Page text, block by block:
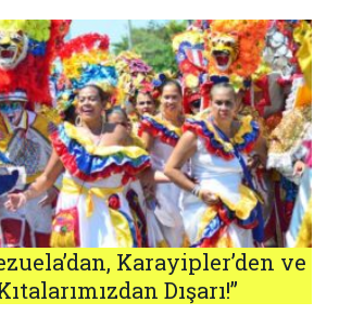
Karayipler’den ve
Dışarı!”